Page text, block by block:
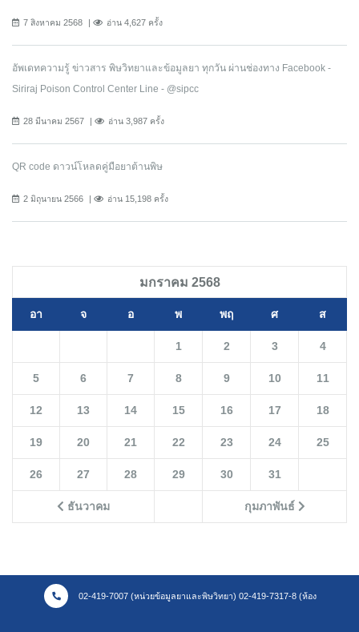
7 สิงหาคม 2568 อ่าน 4,627 ครั้ง
อัพเดทความรู้ ข่าวสาร พิษวิทยาและข้อมูลยา ทุกวัน ผ่านช่องทาง Facebook -
Siriraj Poison Control Center Line - @sipcc
28 มีนาคม 2567 อ่าน 3,987 ครั้ง
QR code ดาวน์โหลดคู่มือยาต้านพิษ
2 มิถุนายน 2566 อ่าน 15,198 ครั้ง
มกราคม 2568
อา จ อ พ พฤ ศ ส
ธันวาคม กุมภาพันธ์
1 2 3 4
5 6 7 8 9 10 11
12 13 14 15 16 17 18
19 20 21 22 23 24 25
26 27 28 29 30 31
02-419-7007 (หน่วยข้อมูลยาและพิษวิทยา) 02-419-7317-8 (ห้อง